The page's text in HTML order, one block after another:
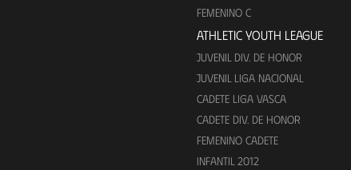
FEMENINO C
ATHLETIC YOUTH LEAGUE
JUVENIL DIV. DE HONOR
JUVENIL LIGA NACIONAL
CADETE LIGA VASCA
CADETE DIV. DE HONOR
FEMENINO CADETE
INFANTIL 2012